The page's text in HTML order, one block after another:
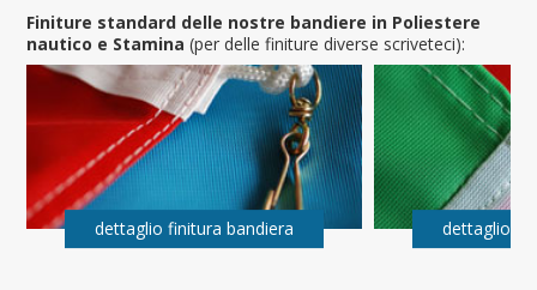
Finiture standard delle nostre bandiere in Poliestere
nautico e Stamina(per delle finiture diverse scriveteci):
dettaglio finitura bandiera dettaglio